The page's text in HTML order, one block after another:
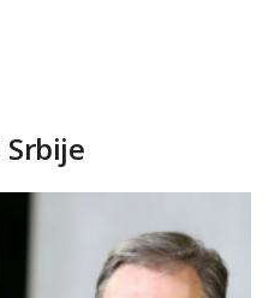
Srbije